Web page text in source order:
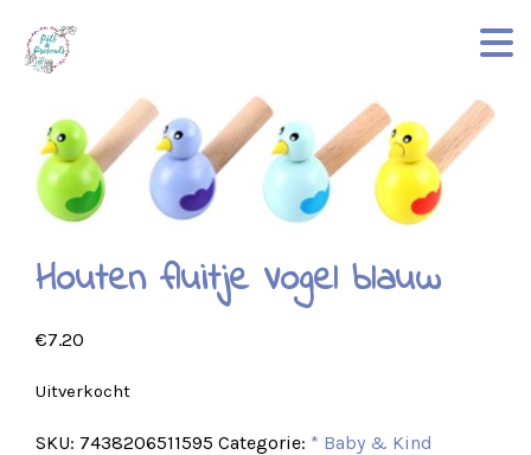
Houten fluitje Vogel blauw
€7.20
Uitverkocht
SKU: 7438206511595 Categorie: * Baby & Kind